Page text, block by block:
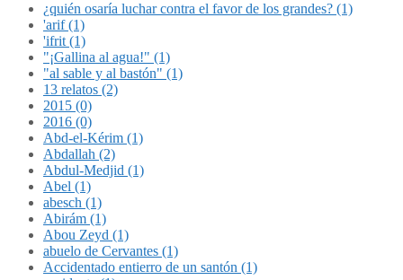
¿quién osaría luchar contra el favor de los grandes? (1)
'arif (1)
'ifrit (1)
"¡Gallina al agua!" (1)
"al sable y al bastón" (1)
13 relatos (2)
2015 (0)
2016 (0)
Abd-el-Kérim (1)
Abdallah (2)
Abdul-Medjid (1)
Abel (1)
abesch (1)
Abirám (1)
Abou Zeyd (1)
abuelo de Cervantes (1)
Accidentado entierro de un santón (1)